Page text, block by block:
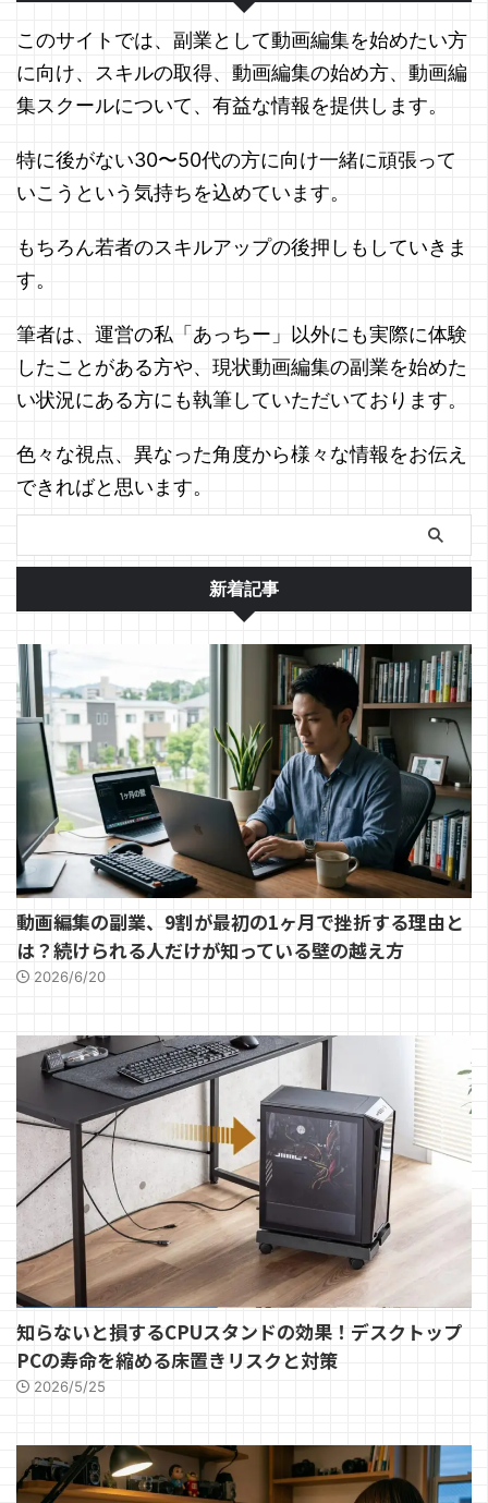
このサイトでは、副業として動画編集を始めたい方
に向け、スキルの取得、動画編集の始め方、動画編
集スクールについて、有益な情報を提供します。
特に後がない30〜50代の方に向け一緒に頑張って
いこうという気持ちを込めています。
もちろん若者のスキルアップの後押しもしていきま
す。
筆者は、運営の私「あっちー」以外にも実際に体験
したことがある方や、現状動画編集の副業を始めた
い状況にある方にも執筆していただいております。
色々な視点、異なった角度から様々な情報をお伝え
できればと思います。
新着記事
動画編集の副業、9割が最初の1ヶ月で挫折する理由と
は？続けられる人だけが知っている壁の越え方
2026/6/20
知らないと損するCPUスタンドの効果！デスクトップ
PCの寿命を縮める床置きリスクと対策
2026/5/25